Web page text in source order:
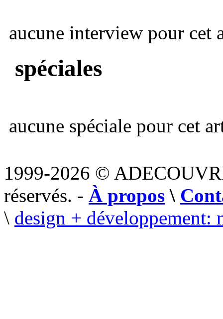
aucune interview pour cet
spéciales
aucune spéciale pour cet
1999-2026 ©
réservés. - À propos \
\ design + développement: